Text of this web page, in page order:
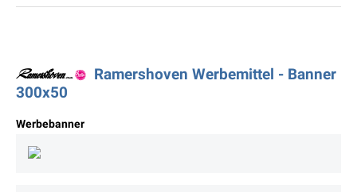
Ramershoven Werbemittel - Banner
300x50
Werbebanner